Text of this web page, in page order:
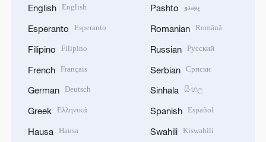
English English
Esperanto Esperanto
Filipino Filipino
French Français
German Deutsch
Greek Ελληνικά
Hausa Hausa
Pashto پښتو
Romanian Română
Russian Русский
Serbian Српски
Sinhala සිංහල
Spanish Español
Swahili Kiswahili